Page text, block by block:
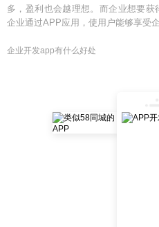
多，盈利也会越理想。而企业想要
企业通过APP应用，使用户能够享受
企业开发app有什么好处